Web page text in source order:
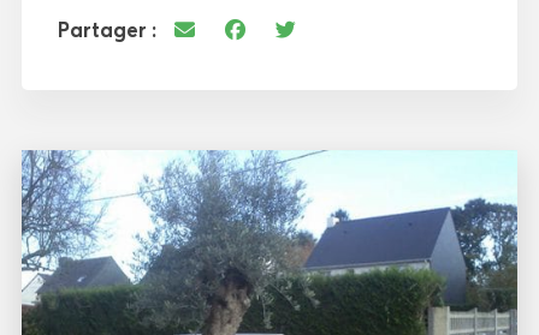
Partager :